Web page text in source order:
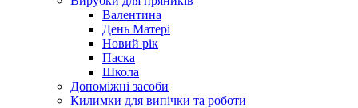
Валентина
День Матері
Новий рік
Паска
Школа
Допоміжні засоби
Килимки для випічки та роботи